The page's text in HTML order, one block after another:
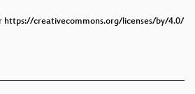
https://creativecommons.org/licenses/by/4.0/